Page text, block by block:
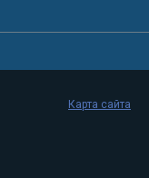
Карта сайта